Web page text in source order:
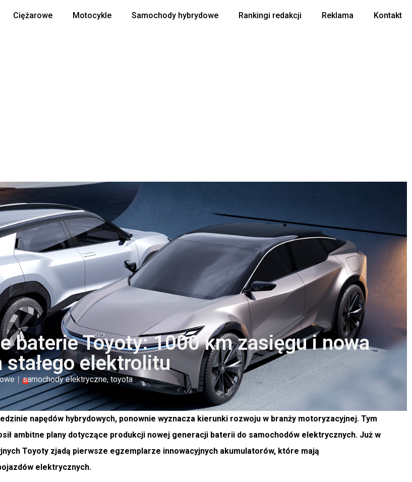
Ciężarowe Motocykle Samochody hybrydowe Rankingi redakcji Reklama Kontakt
baterie Toyoty: 1000 km zasięgu i nowa
stałego elektrolitu
samochody elektryczne,toyota
napędów hybrydowych, ponownie wyznacza kierunki rozwoju w branży motoryzacyjnej. Tym
ambitne plany dotyczące produkcji nowej generacji baterii do samochodów elektrycznych. Już w
Toyoty zjadą pierwsze egzemplarze innowacyjnych akumulatorów, które mają
elektrycznych.